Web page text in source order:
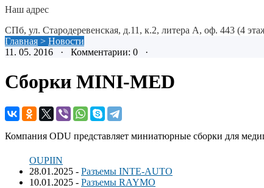
Наш адрес
СПб, ул. Стародеревенская, д.11, к.2, литера А, оф. 443 (4
Главная > Новости
11. 05. 2016 · Комментарии: 0 ·
Сборки MINI-MED
Компания ODU представляет миниатюрные сборки для
OUPIIN
28.01.2025 - Разъемы INTE-AUTO
10.01.2025 - Разъемы RAYMO